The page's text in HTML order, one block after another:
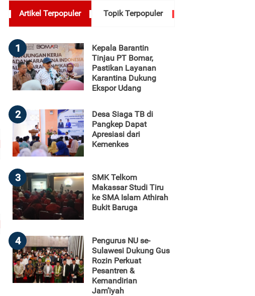
Artikel Terpopuler Topik Terpopuler
1
Kepala Barantin
Tinjau PT Bomar,
Pastikan Layanan
Karantina Dukung
Ekspor Udang
2
Desa Siaga TB di
Pangkep Dapat
Apresiasi dari
Kemenkes
3
SMK Telkom
Makassar Studi Tiru
ke SMA Islam Athirah
Bukit Baruga
4
Pengurus NU se-
Sulawesi Dukung Gus
Rozin Perkuat
Pesantren &
Kemandirian
Jam’iyah